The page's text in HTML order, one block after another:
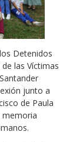
Detenidos
las Víctimas
junto a
de Paula
memoria